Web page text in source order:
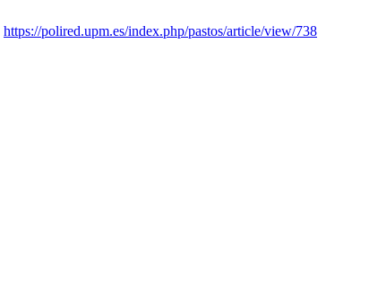
https://polired.upm.es/index.php/pastos/article/view/738